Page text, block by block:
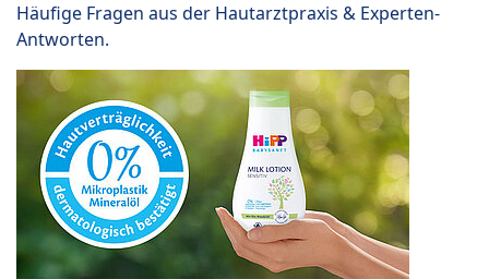
Häufige Fragen aus der Hautarztpraxis & Experten-
Antworten.